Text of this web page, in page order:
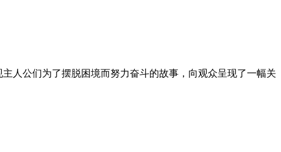
人公们为了摆脱困境而努力奋斗的故事，向观众呈现了一幅关